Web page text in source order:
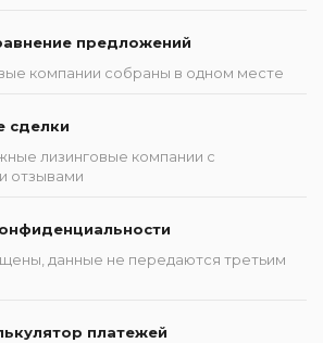
предложений
компании собраны в одном месте
сделки
лизинговые компании с
отзывами
данные не передаются третьим
платежей